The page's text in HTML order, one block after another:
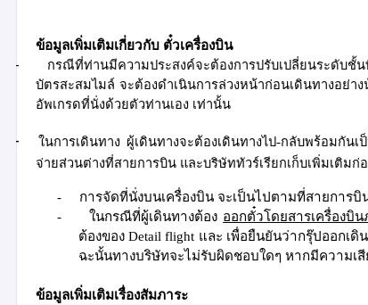
ข้อมูลเพิ่มเติมเกี่ยวกับ ตั๋วเครื่องบิน
- กรณีที่ท่านมีความประสงค์จะต้องการปรับเปลี่ยนระดับชั้น
บัตรสะสมไมล์ จะต้องดำเนินการล่วงหน้าก่อนเดินทางอย่าง
อัพเกรดที่นั่งด้วยตัวท่านเอง เท่านั้น
- ในการเดินทาง ผู้เดินทางจะต้องเดินทางไป -กลับพร้อมกันเ
จ่ายส่วนต่างที่สายการบิน และบริษัททัวร์เรียกเก็บเพิ่มเติมก่
- การจัดที่นั่งบนเครื่องบิน จะเป็นไปตามที่สายการ
- ในกรณีที่ผู้เดินทางต้อง ออกตั๋วโดยสารเครื่องบิน
ต้องของDetail flight และ เพื่อยืนยันว่ากรุ๊ปออกเดิ
ฉะนั้นทางบริษัทจะไม่รับผิดชอบใดๆ หากมีความเ
ข้อมูลเพิ่มเติมเรื่องสัมภาระ